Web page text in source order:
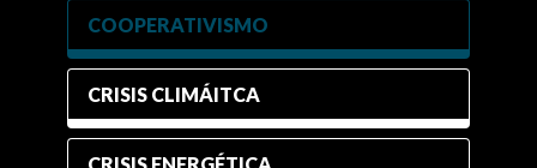
COOPERATIVISMO
CRISIS CLIMÁITCA